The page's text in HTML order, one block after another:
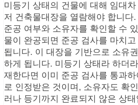
미등기 상태의 건물에 대해 임대
저 건축물대장을 열람해야 합니다.
준공 여부와 소유자를 확인할 수
물이 완공되면 준공 검사를 마치
됩니다. 이 대장을 기반으로 소유
하게 됩니다. 미등기 상태라 하더
재한다면 이미 준공 검사를 통과
로 인정받은 것이며, 소유자도 확
러나 등기까지 완료되지 않은 상태